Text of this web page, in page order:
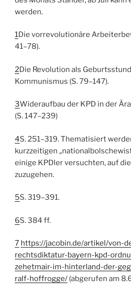
werden.
1Die vorrevolutionäre
41–78).
2Die Revolution als
Kommunismus (S. 79–147).
3Wideraufbau der KPD in der
(S. 147–239)
4S. 251–319. Thematisiert
kurzzeitigen
einige KPDler versuchten, auf
zuzugehen.
5S. 319–391.
6S. 384 ff.
7 https://jacobin.de/artikel/von-
rechtsdiktatur-bayern-kpd-
zehetmair-im-hinterland-der-
ralf-hoffrogge/ (abgerufen am